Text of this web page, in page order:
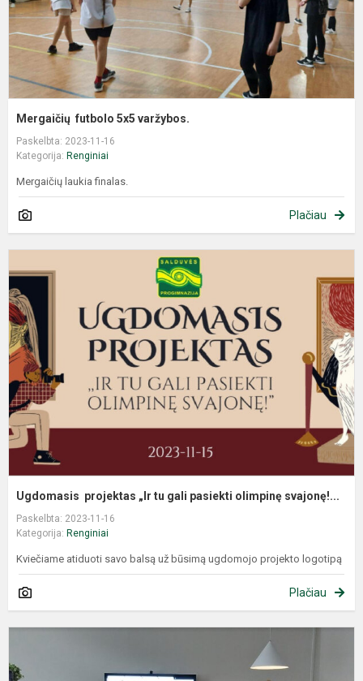
Mergaičių futbolo 5x5 varžybos.
Paskelbta: 2023-11-16
Kategorija: Renginiai
Mergaičių laukia finalas.
Plačiau
Ugdomasis projektas „Ir tu gali pasiekti olimpinę svajonę!...
Paskelbta: 2023-11-16
Kategorija: Renginiai
Kviečiame atiduoti savo balsą už būsimą ugdomojo projekto logotipą
Plačiau